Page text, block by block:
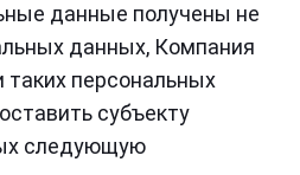
данные получены не
данных, Компания
таких персональных
субъекту
следующую